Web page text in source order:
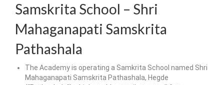
Samskrita School – Shri
Mahaganapati Samskrita
Pathashala
The Academy is operating a Samkrita School named Shri
Mahaganapati Samskrita Pathashala, Hegde